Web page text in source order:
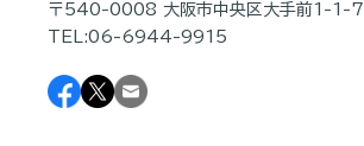
〒540-0008 大阪市中央区大手前1-1-7
TEL:06-6944-9915